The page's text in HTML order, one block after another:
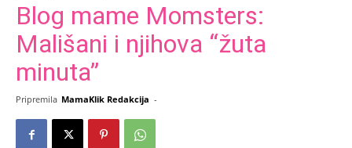
Blog mame Momsters:
Mališani i njihova “žuta
minuta”
Pripremila MamaKlik Redakcija -